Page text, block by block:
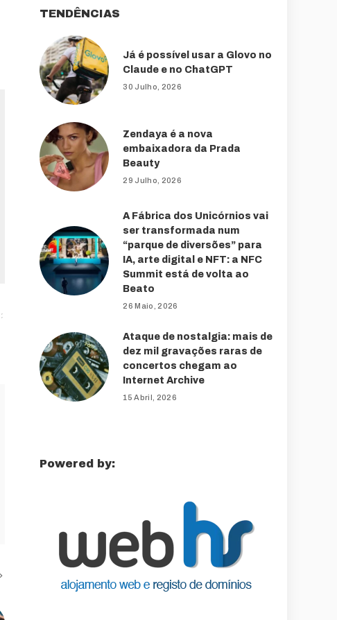
TENDÊNCIAS
Já é possível usar a Glovo no
Claude e no ChatGPT
30 Julho, 2026
Zendaya é a nova
embaixadora da Prada
Beauty
29 Julho, 2026
A Fábrica dos Unicórnios vai
ser transformada num
“parque de diversões” para
IA, arte digital e NFT: a NFC
Summit está de volta ao
Beato
26 Maio, 2026
Ataque de nostalgia: mais de
dez mil gravações raras de
concertos chegam ao
Internet Archive
15 Abril, 2026
Powered by: